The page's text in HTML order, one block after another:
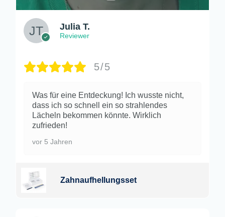
Julia T.
Reviewer
5/5
Was für eine Entdeckung! Ich wusste nicht,
dass ich so schnell ein so strahlendes
Lächeln bekommen könnte. Wirklich
zufrieden!
vor 5 Jahren
Zahnaufhellungsset